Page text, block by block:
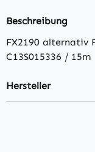
Beschreibung
FX2190 alternativ
C13S015336 / 15m
Hersteller